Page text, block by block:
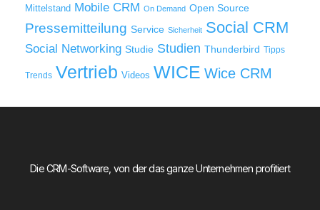
Mittelstand Mobile CRM On Demand Open Source
Pressemitteilung Service Sicherheit Social CRM
Social Networking Studie Studien Thunderbird Tipps
Trends Vertrieb Videos WICE Wice CRM
Die CRM-Software, von der das ganze Unternehmen profitiert